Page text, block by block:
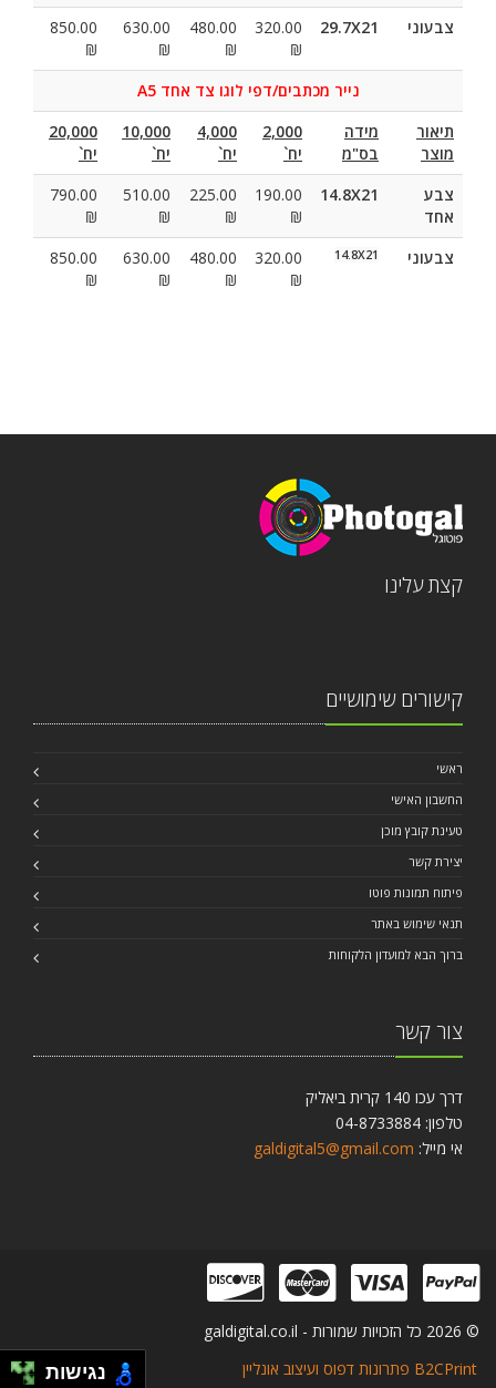
צבעוני
29.7X21
320.00
₪
480.00
₪
630.00
₪
850.00
₪
נייר מכתבים/דפי לוגו צד אחד A5
תיאור
מוצר
מידה
בס"מ
2,000
יח`
4,000
יח`
10,000
יח`
20,000
יח`
צבע
אחד
14.8X21
190.00
₪
225.00
₪
510.00
₪
790.00
₪
צבעוני
14.8X21
320.00
₪
480.00
₪
630.00
₪
850.00
₪
קצת עלינו
קישורים שימושיים
ראשי
החשבון האישי
טעינת קובץ מוכן
יצירת קשר
פיתוח תמונות פוטו
תנאי שימוש באתר
ברוך הבא למועדון הלקוחות
צור קשר
דרך עכו 140 קרית ביאליק
טלפון: 04-8733884
אי מייל: galdigital5@gmail.com
© 2026 כל הזכויות שמורות - galdigital.co.il
B2CPrint פתרונות דפוס ועיצוב אונליין
נגישות